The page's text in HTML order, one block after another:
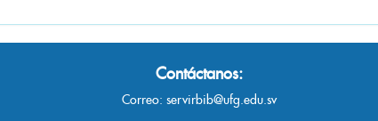
Contáctanos:
Correo: servirbib@ufg.edu.sv